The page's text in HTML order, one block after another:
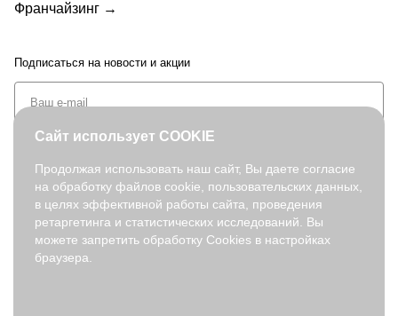
Франчайзинг →
Подписаться на новости и акции
+7 (495) 127-08-52
order@fabretti.ru
© 2026. fabretti.ru. Все права защищены
Сайт использует COOKIE
Продолжая использовать наш сайт, Вы даете согласие
на обработку файлов cookie, пользовательских данных,
в целях эффективной работы сайта, проведения
ретаргетинга и статистических исследований. Вы
можете запретить обработку Cookies в настройках
браузера.